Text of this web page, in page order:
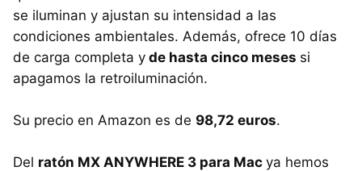
se iluminan y ajustan su intensidad a las
condiciones ambientales. Además, ofrece 10 días
de carga completa y de hasta cinco meses si
apagamos la retroiluminación.
Su precio en Amazon es de 98,72 euros.
Del ratón MX ANYWHERE 3 para Mac ya hemos